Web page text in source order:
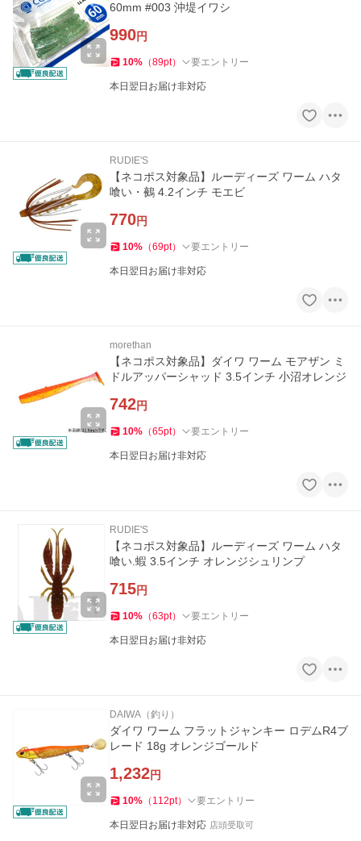
60mm #003 沖堤イワシ
990円
10% （89pt） 要エントリー
本日翌日お届け非対応
RUDIE'S
【ネコポス対象品】ルーディーズ ワーム ハタ
喰い・鵺 4.2インチ モエビ
770円
10% （69pt） 要エントリー
本日翌日お届け非対応
morethan
【ネコポス対象品】ダイワ ワーム モアザン ミ
ドルアッパーシャッド 3.5インチ 小沼オレンジ
742円
10% （65pt） 要エントリー
本日翌日お届け非対応
RUDIE'S
【ネコポス対象品】ルーディーズ ワーム ハタ
喰い.蝦 3.5インチ オレンジシュリンプ
715円
10% （63pt） 要エントリー
本日翌日お届け非対応
DAIWA（釣り）
ダイワ ワーム フラットジャンキー ロデムR4ブ
レード 18g オレンジゴールド
1,232円
10% （ 112pt） 要エントリー
本日翌日お届け非対応 店頭受取可